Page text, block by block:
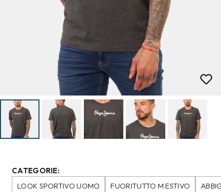
CATEGORIE:
LOOK SPORTIVO UOMO
FUORITUTTO M ESTIVO